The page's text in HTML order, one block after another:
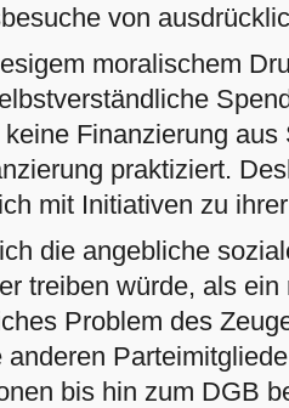
von
moralischem
Finanzierung
praktiziert.
mit Initiativen zu
die angebliche
treiben würde, als
Problem des
bis hin zum DGB